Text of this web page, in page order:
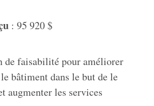
: 95 920 $
de faisabilité pour améliorer
bâtiment dans le but de le
augmenter les services